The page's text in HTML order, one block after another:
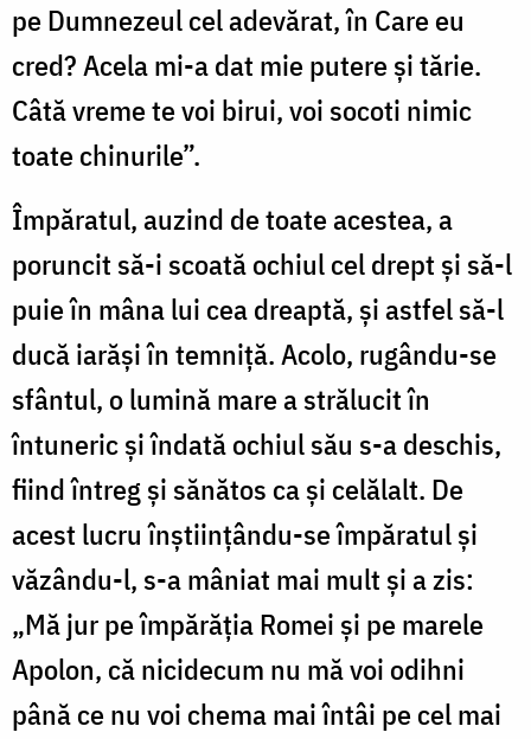
pe Dumnezeul cel adevărat, în Care eu
cred? Acela mi-a dat mie putere și tărie.
Câtă vreme te voi birui, voi socoti nimic
toate chinurile”.
Împăratul, auzind de toate acestea, a
poruncit să-i scoată ochiul cel drept și să-l
puie în mâna lui cea dreaptă, și astfel să-l
ducă iarăși în temniță. Acolo, rugându-se
sfântul, o lumină mare a strălucit în
întuneric și îndată ochiul său s-a deschis,
fiind întreg și sănătos ca și celălalt. De
acest lucru înștiințându-se împăratul și
văzându-l, s-a mâniat mai mult și a zis:
„Mă jur pe împărăția Romei și pe marele
Apolon, că nicidecum nu mă voi odihni
până ce nu voi chema mai întâi pe cel mai